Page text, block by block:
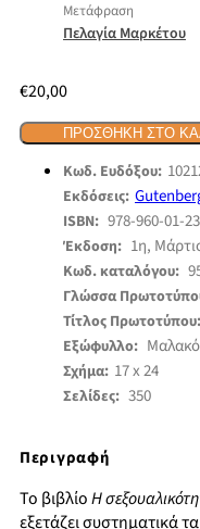
Μετάφραση
Πελαγία Μαρκέτου
€20,00
ΠΡΟΣΘΉΚΗ ΣΤΟ
Κωδ. Ευδόξου:
Εκδόσεις:
ISBN: 978-960-01-
Έκδοση: 1η,
Κωδ. καταλόγου:
Γλώσσα
Τίτλος Πρωτοτύπου:
Εξώφυλλο: Μαλακό
Σχήμα: 17 x 24
Σελίδες: 350
Περιγραφή
Το βιβλίοΗ
εξετάζει συστηματικά